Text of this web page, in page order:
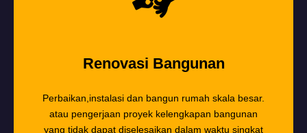
Renovasi Bangunan
Perbaikan,instalasi dan bangun rumah skala besar.
atau pengerjaan proyek kelengkapan bangunan
yang tidak dapat diselesaikan dalam waktu singkat